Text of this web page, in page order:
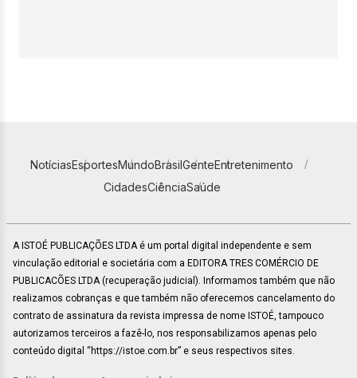
NotíciasEsportesMundoBrasilGenteEntretenimento
CidadesCiênciaSaúde
A ISTOÉ PUBLICAÇÕES LTDA é um portal digital independente e sem
vinculação editorial e societária com a EDITORA TRES COMÉRCIO DE
PUBLICACÕES LTDA (recuperação judicial). Informamos também que não
realizamos cobranças e que também não oferecemos cancelamento do
contrato de assinatura da revista impressa de nome ISTOÉ, tampouco
autorizamos terceiros a fazê-lo, nos responsabilizamos apenas pelo
conteúdo digital “https://istoe.com.br” e seus respectivos sites.